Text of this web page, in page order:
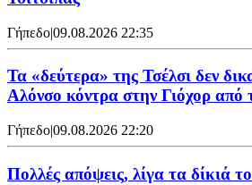
Γήπεδο|09.08.2026 22:35
Τα «δεύτερα» της Τσέλσι δεν
Αλόνσο κόντρα στην Γιόχορ από
Γήπεδο|09.08.2026 22:20
Πολλές απόψεις, λίγα τα δίκιά